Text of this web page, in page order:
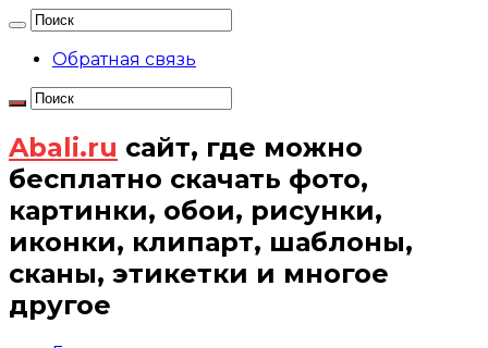
Обратная связь
Abali.ru сайт, где можно
бесплатно скачать фото,
картинки, обои, рисунки,
иконки, клипарт, шаблоны,
сканы, этикетки и многое
другое